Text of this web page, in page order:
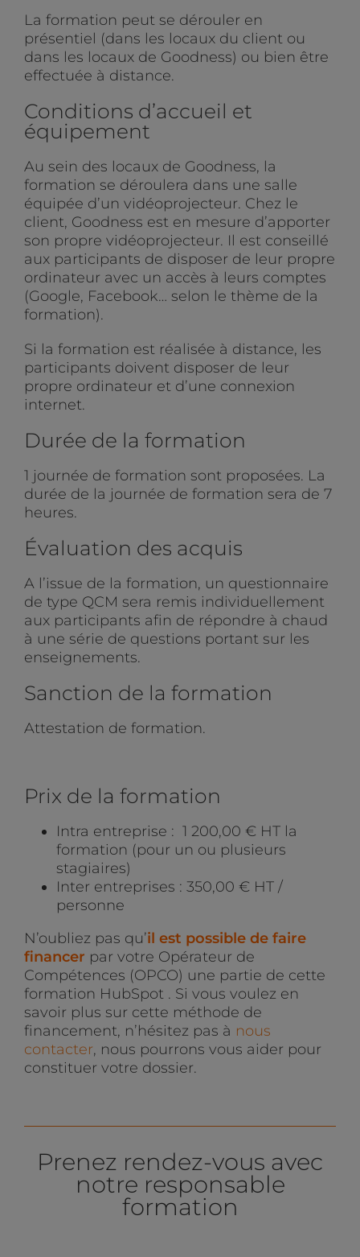
La formation peut se dérouler en
présentiel (dans les locaux du client ou
dans les locaux de Goodness) ou bien être
effectuée à distance.
Conditions d’accueil et
équipement
Au sein des locaux de Goodness, la
formation se déroulera dans une salle
équipée d’un vidéoprojecteur. Chez le
client, Goodness est en mesure d’apporter
son propre vidéoprojecteur. Il est conseillé
aux participants de disposer de leur propre
ordinateur avec un accès à leurs comptes
(Google, Facebook… selon le thème de la
formation).
Si la formation est réalisée à distance, les
participants doivent disposer de leur
propre ordinateur et d’une connexion
internet.
Durée de la formation
1 journée de formation sont proposées. La
durée de la journée de formation sera de 7
heures.
Évaluation des acquis
A l’issue de la formation, un questionnaire
de type QCM sera remis individuellement
aux participants afin de répondre à chaud
à une série de questions portant sur les
enseignements.
Sanction de la formation
Attestation de formation.
Prix de la formation
Intra entreprise : 1 200,00 € HT la
formation (pour un ou plusieurs
stagiaires)
Inter entreprises : 350,00 € HT /
personne
N’oubliez pas qu’il est possible de faire
financer par votre Opérateur de
Compétences (OPCO) une partie de cette
formation HubSpot . Si vous voulez en
savoir plus sur cette méthode de
financement, n’hésitez pas à nous
contacter, nous pourrons vous aider pour
constituer votre dossier.
Prenez rendez-vous avec
notre responsable
formation